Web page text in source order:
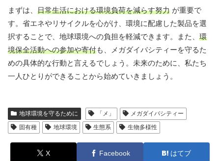
まずは、 日常生活における環境負荷を減らす努力 が重要で
す。省エネやリサイクルを心がけ、環境に配慮した製品を選
択することで、地球環境への負担を軽減できます。また、 環
境保全活動への参加や寄付も、メガダイバシティーを守るた
めの具体的な行動と言えるでしょう。未来のために、私たち
一人ひとりができることから始めていきましょう。
地球環境を守るために 「メ」
メガダイバシティー
固有種
地球環境 生態系 生物多様性
X Facebook はてブ